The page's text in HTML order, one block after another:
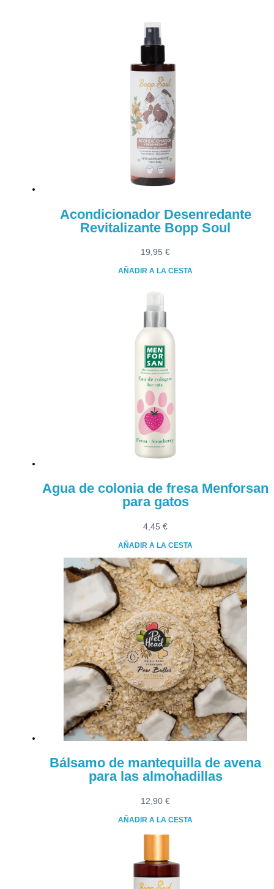
Acondicionador Desenredante
Revitalizante Bopp Soul
19,95 €
AÑADIR A LA CESTA
Agua de colonia de fresa Menforsan
para gatos
4,45 €
AÑADIR A LA CESTA
Bálsamo de mantequilla de avena
para las almohadillas
12,90 €
AÑADIR A LA CESTA